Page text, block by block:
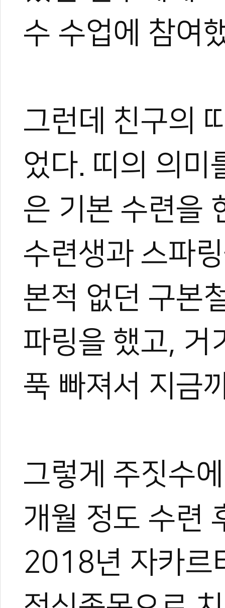
수 수업에 참여
그런데 친구의
었다. 띠의 의미
은 기본 수련을
수련생과 스파
본적 없던 구본
파링을 했고, 거
푹 빠져서 지금
그렇게 주짓수
개월 정도 수련
2018년 자카르
#아시안게임 #격투기 #OPMT